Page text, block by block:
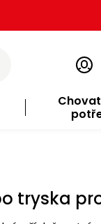
tryska pro